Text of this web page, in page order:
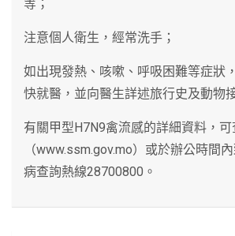
等；
注意個人衛生，經常洗手；
如出現發熱、咳嗽、呼吸困難等症狀
快就醫，並向醫生詳述旅行史及動物
有關甲型H7N9禽流感的詳細資料，
（www.ssm.gov.mo）或於辦公時間
病查詢熱線28700800。